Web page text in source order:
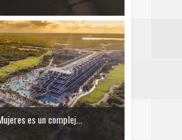
es un complej...